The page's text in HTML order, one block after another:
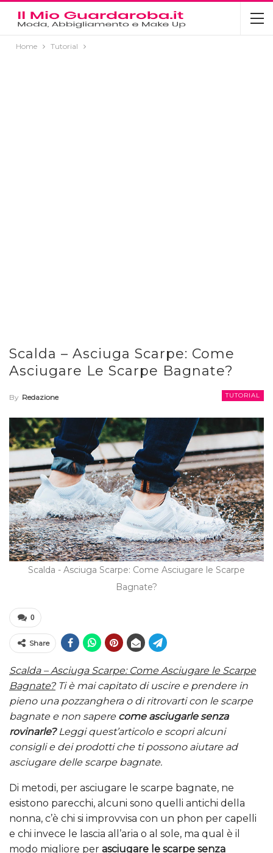
Home Tutorial
Scalda – Asciuga Scarpe: Come
Asciugare Le Scarpe Bagnate?
TUTORIAL
By Redazione
Scalda - Asciuga Scarpe: Come Asciugare le Scarpe
Bagnate?
0
Share
Scalda – Asciuga Scarpe: Come Asciugare le Scarpe
Bagnate?Ti è mai capitato di uscire e prendere in
pieno una pozzanghera o di ritrovarti con le scarpe
bagnate e non sapere come asciugarle senza
rovinarle?Leggi quest’articolo e scopri alcuni
consigli e dei prodotti che ti possono aiutare ad
asciugare delle scarpe bagnate.
Di metodi, per asciugare le scarpe bagnate, ne
esistono parecchi, alcuni sono quelli antichi della
nonna, c’è chi si improvvisa con un phon per capelli
e chi invece le lascia all’aria o al sole, ma qual è il
modo migliore per asciugare le scarpe senza